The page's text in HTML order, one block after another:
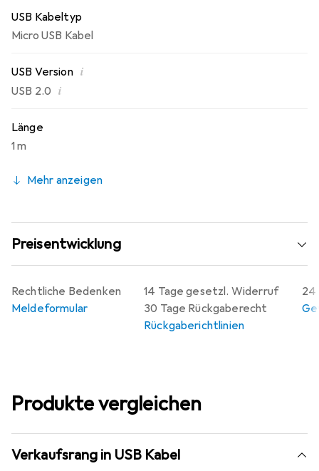
USB Kabeltyp
Micro USB Kabel
USB Version i
USB 2.0 i
Länge
1 m
Mehr anzeigen
Preisentwicklung
14 Tage gesetzl. Widerruf
30 Tage Rückgaberecht
Rückgaberichtlinien
24
Rechtliche Bedenken
Meldeformular
Produkte vergleichen
Verkaufsrang in USB Kabel